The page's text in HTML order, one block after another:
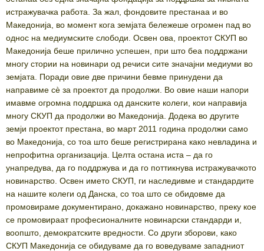
истражувачка работа. За жал, фондовите престанаа и во
Македонија, во момент кога земјата бележеше огромен пад во
однос на медиумските слободи. Освен ова, проектот СКУП во
Македонија беше прилично успешен, при што беа поддржани
многу стории на новинари од речиси сите значајни медиуми во
земјата. Поради овие две причини бевме принудени да
направиме сè за проектот да продолжи. Во овие наши напори
имавме огромна поддршка од данските колеги, кои направија
многу СКУП да продолжи во Македонија. Додека во другите
земји проектот престана, во март 2011 година продолжи само
во Македонија, со тоа што беше регистрирана како невладина и
непрофитна организација. Целта остана иста – да го
унапредува, да го поддржува и да го поттикнува истражувачкото
новинарство. Освен името СКУП, ги наследивме и стандардите
на нашите колеги од Данска, со тоа што се обидовме да
промовираме документирано, докажано новинарство, преку кое
се промовираат професионалните новинарски стандарди и,
воопшто, демократските вредности. Со други зборови, како
СКУП Македонија се обидуваме да го воведуваме западниот